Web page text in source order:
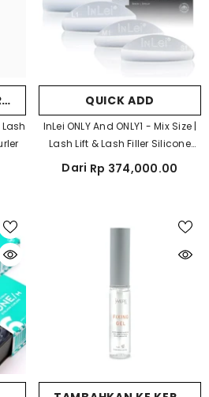
Lash
QUICK ADD
InLei ONLY And ONLY1 - Mix Size |
Lash Lift & Lash Filler Silicone
Curler
Dari Rp 374,000.00